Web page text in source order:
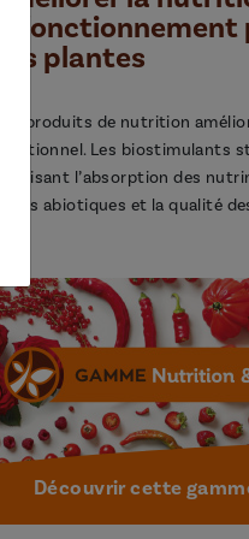
le
des plantes
Nos produits de nutrition
nutritionnel. Les biostimulants
l’absorption des
stress abiotiques et la qualité
Découvrir cette